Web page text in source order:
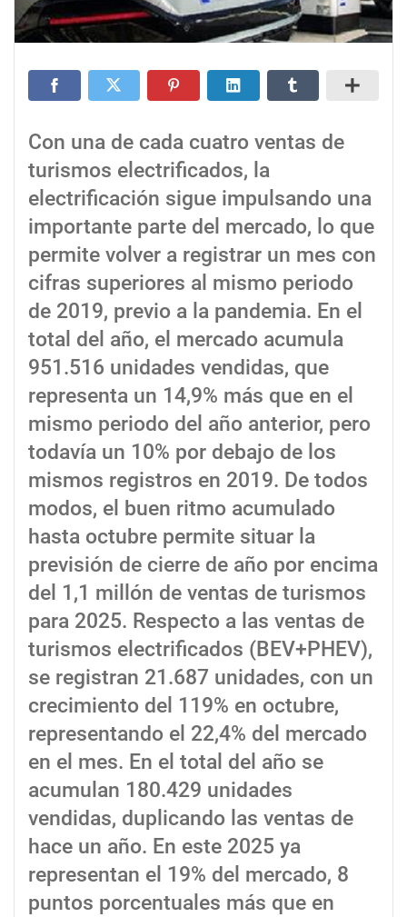
Con una de cada cuatro ventas de
turismos electrificados, la
electrificación sigue impulsando una
importante parte del mercado, lo que
permite volver a registrar un mes con
cifras superiores al mismo periodo
de 2019, previo a la pandemia. En el
total del año, el mercado acumula
951.516 unidades vendidas, que
representa un 14,9% más que en el
mismo periodo del año anterior, pero
todavía un 10% por debajo de los
mismos registros en 2019. De todos
modos, el buen ritmo acumulado
hasta octubre permite situar la
previsión de cierre de año por encima
del 1,1 millón de ventas de turismos
para 2025. Respecto a las ventas de
turismos electrificados (BEV+PHEV),
se registran 21.687 unidades, con un
crecimiento del 119% en octubre,
representando el 22,4% del mercado
en el mes. En el total del año se
acumulan 180.429 unidades
vendidas, duplicando las ventas de
hace un año. En este 2025 ya
representan el 19% del mercado, 8
puntos porcentuales más que en